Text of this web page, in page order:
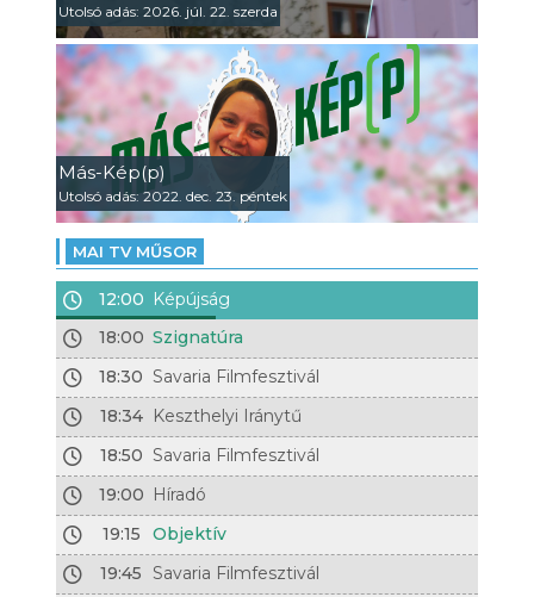
Utolsó adás: 2026. júl. 22. szerda
Más-Kép(p)
Utolsó adás: 2022. dec. 23. péntek
MAI TV MŰSOR
12:00 Képújság
18:00 Szignatúra
18:30 Savaria Filmfesztivál
18:34 Keszthelyi Iránytű
18:50 Savaria Filmfesztivál
19:00 Híradó
19:15
Objektív
19:45
Savaria Filmfesztivál